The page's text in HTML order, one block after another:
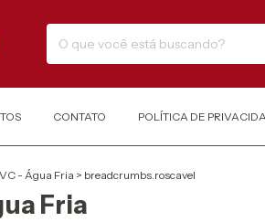
CONTATO POLÍTICA DE
- Água Fria > breadcrumbs.roscavel
Fria